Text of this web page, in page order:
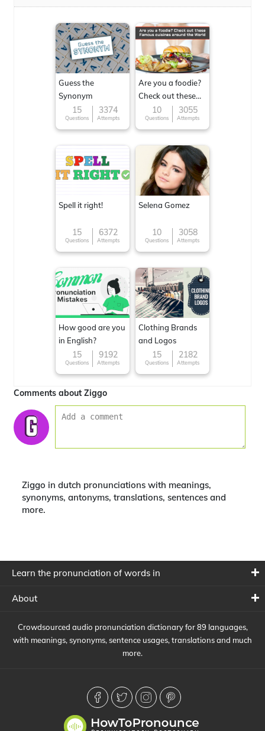
Guess the
Synonym
15
Questions
3374
Attempts
Are you a foodie?
Check out these
Famous cuisines
around the World
10
Questions
3055
Attempts
Spell it right!
15
Questions
6372
Attempts
Selena Gomez
10
Questions
3058
Attempts
How good are you
in English?
15
Questions
9192
Attempts
Clothing Brands
and Logos
15
Questions
2182
Attempts
Comments about Ziggo
Ziggo in dutch pronunciations with meanings,
synonyms, antonyms, translations, sentences and
more.
Learn the pronunciation of words in
About
Crowdsourced audio pronunciation dictionary for 89 languages,
with meanings, synonyms, sentence usages, translations and much
more.